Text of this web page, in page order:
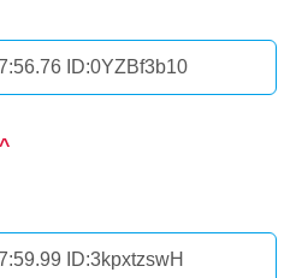
ID:0YZBf3b10
ID:3kpxtzswH